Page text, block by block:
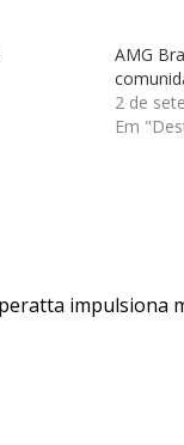
AMG
2 de
Em
impulsiona